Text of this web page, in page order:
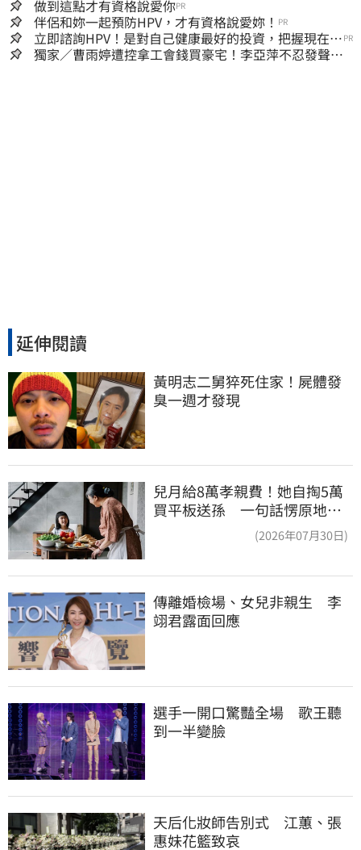
做到這點才有資格說愛你PR
伴侶和妳一起預防HPV，才有資格說愛妳！ PR
立即諮詢HPV！是對自己健康最好的投資，把握現在不
嫌晚！
PR
獨家／曹雨婷遭控拿工會錢買豪宅！李亞萍不忍發聲：
延伸閱讀
黃明志二舅猝死住家！屍體發
臭一週才發現
兒月給8萬孝親費！她自掏5萬
買平板送孫 一句話愣原地
(2026年07月30日)
傳離婚檢場、女兒非親生　李
翊君露面回應
選手一開口驚豔全場　歌王聽
到一半變臉
天后化妝師告別式　江蕙、張
惠妹花籃致哀